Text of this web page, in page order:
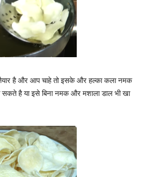
है और आप चाहे तो इसके और हल्का कला नमक
है या इसे बिना नमक और मशाला डाल भी खा